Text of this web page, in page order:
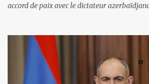
accord de paix avec le dictateur
C'est hélas fort peu probable ; l'Histoire ou
pas ses points forts, pas plus d'ailleurs que
tandem turco-azéri. Faisant fi de tout ce qui
l'URSS, il est exclusivement intéressé par